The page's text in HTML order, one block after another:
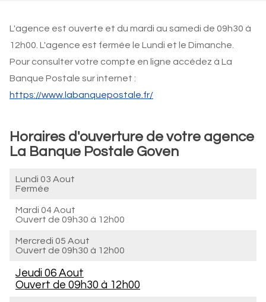
L'agence est ouverte et du mardi au samedi de 09h30 à
12h00. L'agence est fermée le Lundi et le Dimanche.
Pour consulter votre compte en ligne accédez à La
Banque Postale sur internet :
https://www.labanquepostale.fr/
Horaires d'ouverture de votre agence
La Banque Postale Goven
Lundi 03 Aout
Fermée
Mardi 04 Aout
Ouvert de 09h30 à 12h00
Mercredi 05 Aout
Ouvert de 09h30 à 12h00
Jeudi 06 Aout
Ouvert de 09h30 à 12h00